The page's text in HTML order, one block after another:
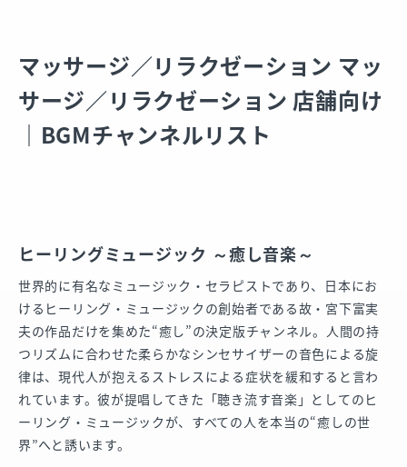
マッサージ／リラクゼーション マッ
サージ／リラクゼーション 店舗向け
｜BGMチャンネルリスト
ヒーリングミュージック ～癒し音楽～
世界的に有名なミュージック・セラピストであり、日本にお
けるヒーリング・ミュージックの創始者である故・宮下富実
夫の作品だけを集めた“癒し”の決定版チャンネル。人間の持
つリズムに合わせた柔らかなシンセサイザーの音色による旋
律は、現代人が抱えるストレスによる症状を緩和すると言わ
れています。彼が提唱してきた「聴き流す音楽」としてのヒ
ーリング・ミュージックが、すべての人を本当の“癒しの世
界”へと誘います。